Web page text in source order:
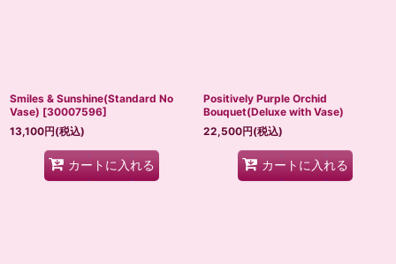
Smiles & Sunshine(Standard No
Vase) [30007596]
13,100円(税込)
カートに入れる
Positively Purple Orchid
Bouquet(Deluxe with Vase)
22,500円(税込)
カートに入れる